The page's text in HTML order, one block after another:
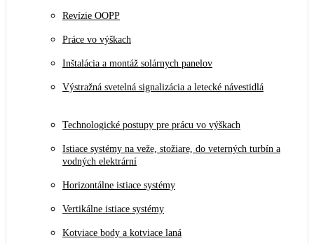
Revízie OOPP
Práce vo výškach
Inštalácia a montáž solárnych panelov
Výstražná svetelná signalizácia a letecké návestidlá
Technologické postupy pre prácu vo výškach
Istiace systémy na veže, stožiare, do veterných turbín a
vodných elektrární
Horizontálne istiace systémy
Vertikálne istiace systémy
Kotviace body a kotviace laná